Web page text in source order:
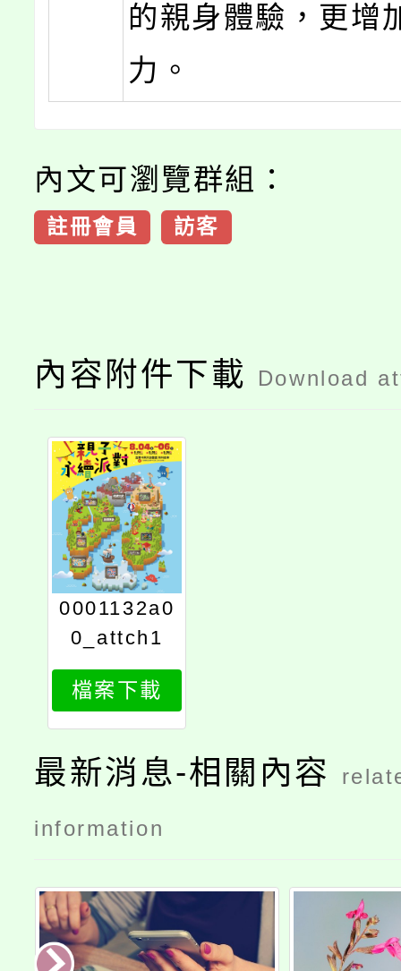
的親身體驗，更增
力。
內文可瀏覽群組：
註冊會員 訪客
內容附件下載 Download
0001132a0
0_attch1
檔案下載
最新消息-相關內容
information